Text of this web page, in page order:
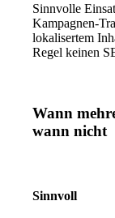
Sinnvolle
Kampagnen-
lokalisertem
Regel keinen
Wann
wann nicht
Sinnvoll